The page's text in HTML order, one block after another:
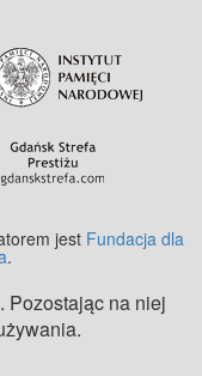
jest Fundacja dla
.
Pozostając na niej